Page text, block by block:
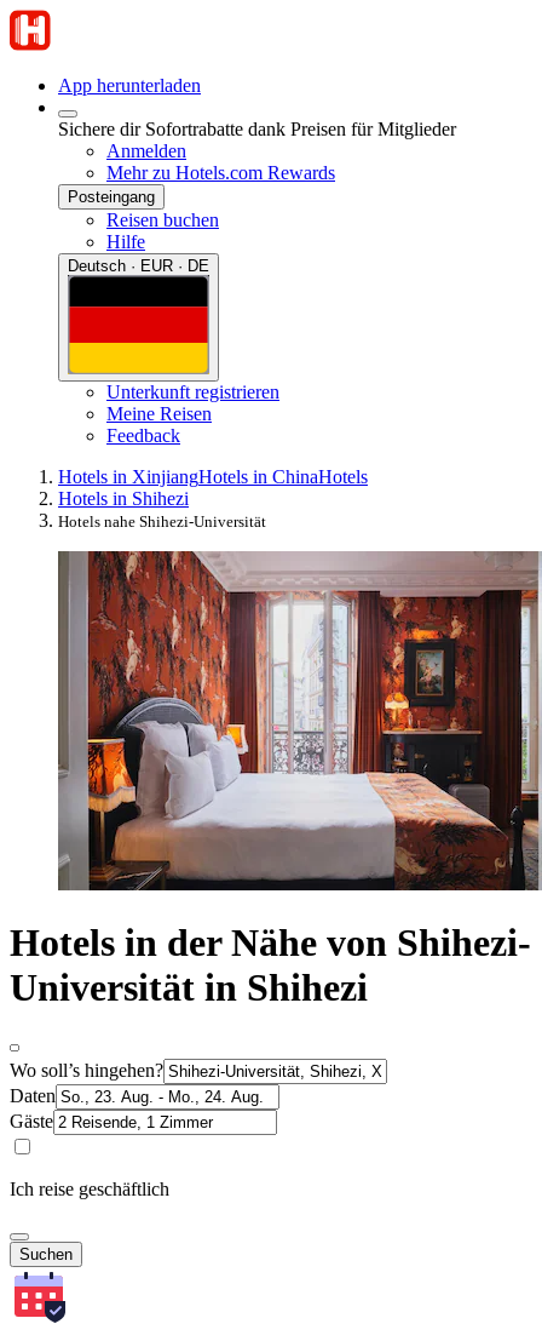
App herunterladen
Sichere dir Sofortrabatte dank Preisen für Mitglieder
Anmelden
Mehr zu Hotels.com Rewards
Posteingang
Reisen buchen
Hilfe
Deutsch · EUR · DE
Unterkunft registrieren
Meine Reisen
Feedback
Hotels in XinjiangHotels in ChinaHotels
Hotels in Shihezi
Hotels nahe Shihezi-Universität
Hotels in der Nähe von Shihezi-
Universität in Shihezi
Wo soll’s hingehen?
Daten
Gäste
Ich reise geschäftlich
Suchen